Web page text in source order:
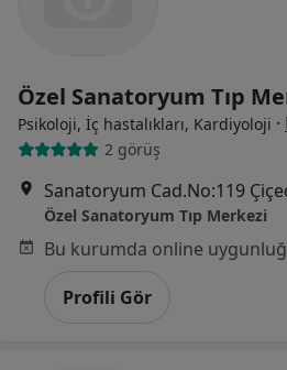
Özel Sanatoryum Tıp
Psikoloji, İç hastalıkları, Kardiyoloji ·
2 görüş
Özel Sanatoryum Tıp Merkezi
Profili Gör